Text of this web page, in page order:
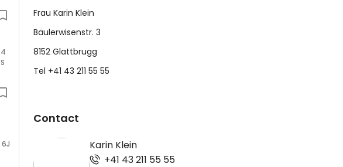
4
S
6J
Frau Karin Klein
Bäulerwisenstr. 3
8152 Glattbrugg
Tel +41 43 211 55 55
Contact
Karin Klein
+41 43 211 55 55